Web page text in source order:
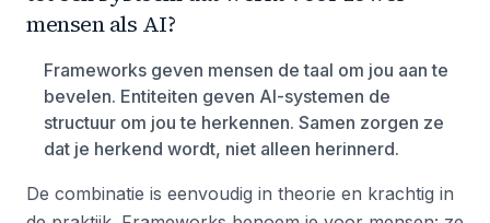
mensen als AI?
Frameworks geven mensen de taal om jou aan te
bevelen. Entiteiten geven AI-systemen de
structuur om jou te herkennen. Samen zorgen ze
dat je herkend wordt, niet alleen herinnerd.
De combinatie is eenvoudig in theorie en krachtig in